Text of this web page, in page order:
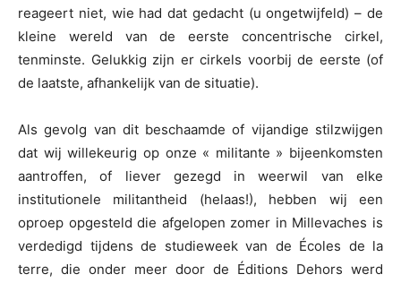
reageert niet, wie had dat gedacht (u ongetwijfeld) – de
kleine wereld van de eerste concentrische cirkel,
tenminste. Gelukkig zijn er cirkels voorbij de eerste (of
de laatste, afhankelijk van de situatie).
Als gevolg van dit beschaamde of vijandige stilzwijgen
dat wij willekeurig op onze « militante » bijeenkomsten
aantroffen, of liever gezegd in weerwil van elke
institutionele militantheid (helaas!), hebben wij een
oproep opgesteld die afgelopen zomer in Millevaches is
verdedigd tijdens de studieweek van de Écoles de la
terre, die onder meer door de Éditions Dehors werd